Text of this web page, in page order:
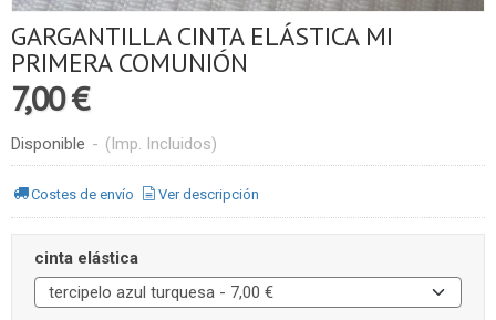
GARGANTILLA CINTA ELÁSTICA MI
PRIMERA COMUNIÓN
7,00 €
Disponible - (Imp. Incluidos)
Costes de envío Ver descripción
cinta elástica